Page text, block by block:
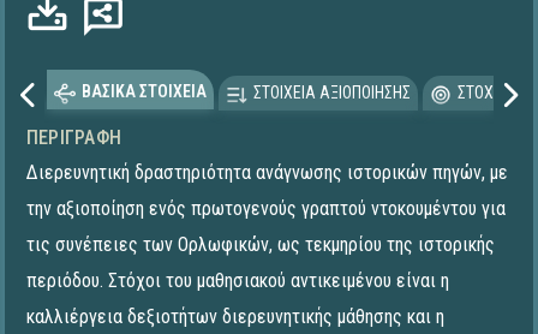
ΒΑΣΙΚΑ ΣΤΟΙΧΕΙΑ ΣΤΟΙΧΕΙΑ ΑΞΙΟΠΟΙΗΣΗΣ
ΠΕΡΙΓΡΑΦΉ
Διερευνητική δραστηριότητα ανάγνωσης ιστορικών πηγών, με
την αξιοποίηση ενός πρωτογενούς γραπτού ντοκουμέντου για
τις συνέπειες των Ορλωφικών, ως τεκμηρίου της ιστορικής
περιόδου. Στόχοι του μαθησιακού αντικειμένου είναι η
καλλιέργεια δεξιοτήτων διερευνητικής μάθησης και η